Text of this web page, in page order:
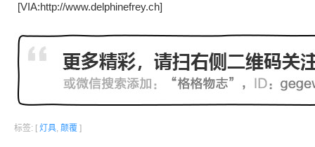
[VIA:http://www.delphinefrey.ch]
标签: [ 灯具, 颠覆 ]